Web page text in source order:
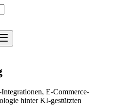
E-Commerce-
hinter KI-gestützten